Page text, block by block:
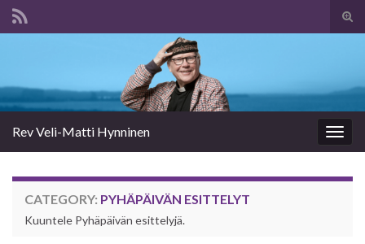
Rev Veli-Matti Hynninen
CATEGORY: PYHÄPÄIVÄN ESITTELYT
Kuuntele Pyhäpäivän esittelyjä.